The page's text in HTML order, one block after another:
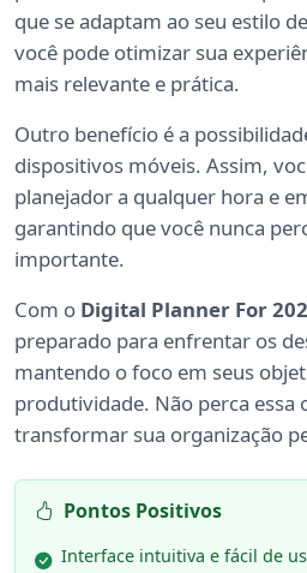
que se adaptam ao seu estilo
você pode otimizar sua
mais relevante e prática.
Outro benefício é a
dispositivos móveis. Assim,
planejador a qualquer hora e
garantindo que você nunca
importante.
Com o Digital Planner For
preparado para enfrentar os
mantendo o foco em seus
produtividade. Não perca essa
transformar sua organização
Pontos Positivos
Interface intuitiva e fácil de